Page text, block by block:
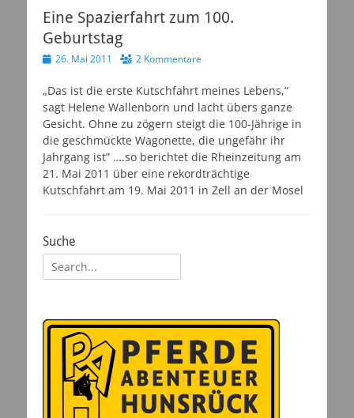
Eine Spazierfahrt zum 100.
Geburtstag
Veröffentlicht
26. Mai 2011 2 Kommentare
„Das ist die erste Kutschfahrt meines Lebens,“
sagt Helene Wallenborn und lacht übers ganze
Gesicht. Ohne zu zögern steigt die 100-Jährige in
die geschmückte Wagonette, die ungefähr ihr
Jahrgang ist” ….so berichtet die Rheinzeitung am
21. Mai 2011 über eine rekordträchtige
Kutschfahrt am 19. Mai 2011 in Zell an der Mosel
Suche
Suchen
nach: